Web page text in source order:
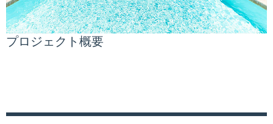
プロジェクト概要